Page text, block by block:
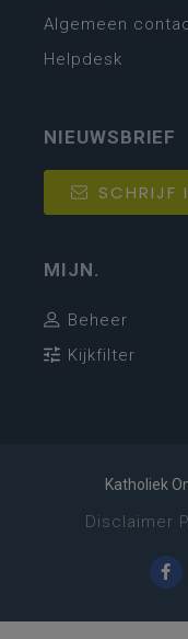
Algemeen
Helpdesk
NIEUWSBRIEF
SCHRIJF
MIJN.
Beheer
Kijkfilter
Katholiek
Disclaimer